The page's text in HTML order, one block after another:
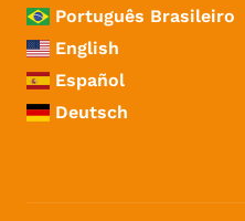
Português Brasileiro
English
Español
Deutsch